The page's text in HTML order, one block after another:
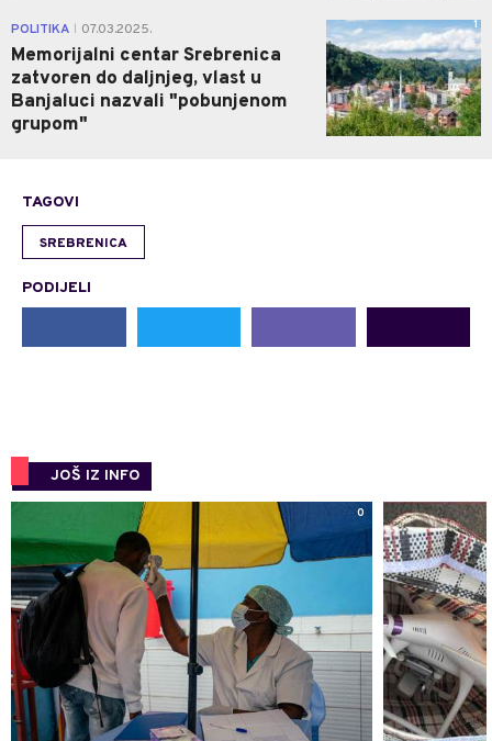
POLITIKA 07.03.2025.
Memorijalni centar Srebrenica
zatvoren do daljnjeg, vlast u
Banjaluci nazvali "pobunjenom
grupom"
1
TAGOVI
SREBRENICA
PODIJELI
JOŠ IZ INFO
0